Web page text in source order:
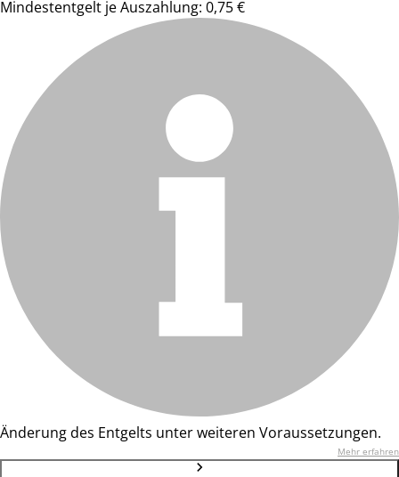
Mindestentgelt je Auszahlung: 0,75 €
Änderung des Entgelts unter weiteren Voraussetzungen.
Mehr erfahren